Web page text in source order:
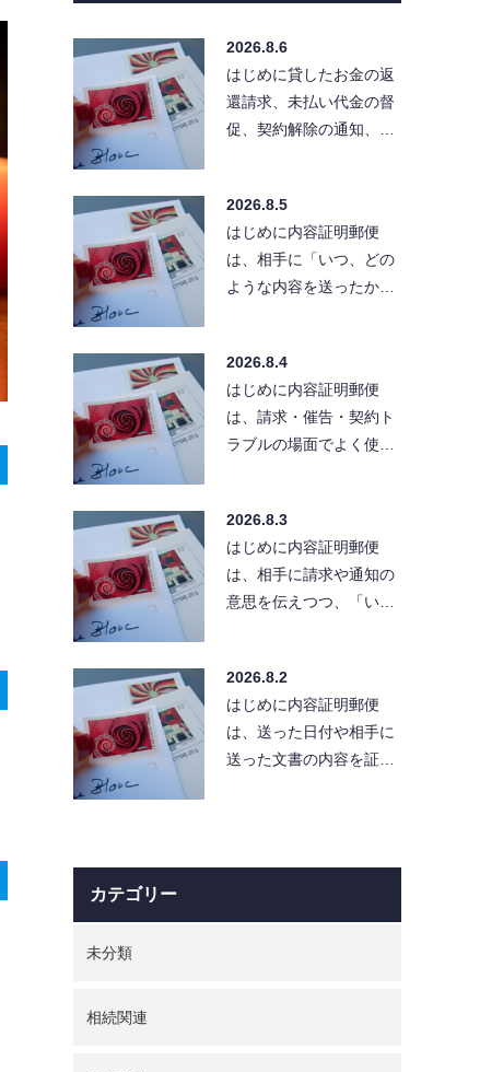
2026.8.6
はじめに貸したお金の返
還請求、未払い代金の督
促、契約解除の通知、ク
で…
2026.8.5
はじめに内容証明郵便
は、相手に「いつ、どの
ような内容を送ったか」
所が…
2026.8.4
はじめに内容証明郵便
は、請求・催告・契約ト
ラブルの場面でよく使わ
と「…
2026.8.3
はじめに内容証明郵便
は、相手に請求や通知の
意思を伝えつつ、「い
便利…
2026.8.2
はじめに内容証明郵便
は、送った日付や相手に
送った文書の内容を証明
カテゴリー
未分類
相続関連